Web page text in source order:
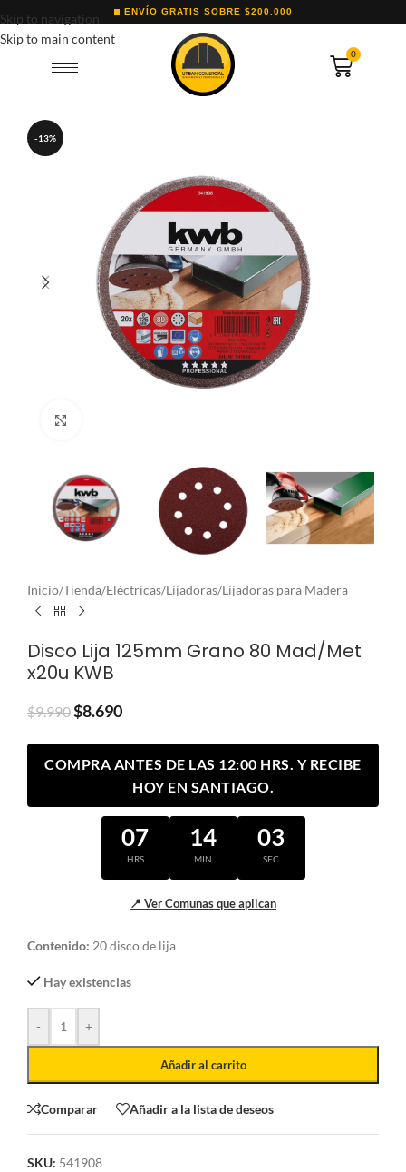
Skip to navigation
Skip to main content
ENVÍO GRATIS SOBRE $200.000
0
-13%
Inicio/Tienda/Eléctricas/Lijadoras/Lijadoras para Madera
Disco Lija 125mm Grano 80 Mad/Met
x20u KWB
$9.990$8.690
COMPRA ANTES DE LAS 12:00 HRS. Y RECIBE
HOY EN SANTIAGO.
07
HRS
14
MIN
02
SEC
📍 Ver Comunas que aplican
Contenido: 20 disco de lija
Hay existencias
- +
Añadir al carrito
Comparar Añadir a la lista de deseos
SKU: 541908